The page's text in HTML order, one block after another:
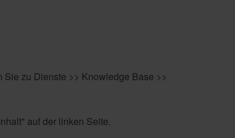
zu Dienste >> Knowledge Base >>
auf der linken Seite.